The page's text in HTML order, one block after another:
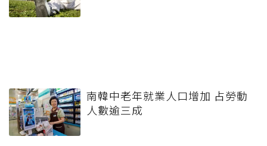
南韓中老年就業人口增加 占勞動
人數逾三成